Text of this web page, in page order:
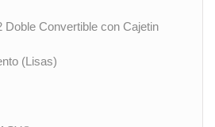
Doble Convertible con Cajetin
(Lisas)